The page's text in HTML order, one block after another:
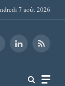
7 août 2026
LinkedInRSS